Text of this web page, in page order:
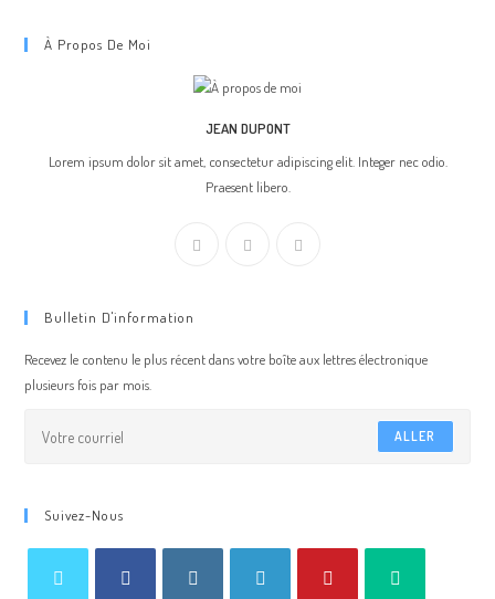
À Propos De Moi
JEAN DUPONT
Lorem ipsum dolor sit amet, consectetur adipiscing elit. Integer nec odio.
Praesent libero.
Bulletin D'information
Recevez le contenu le plus récent dans votre boîte aux lettres électronique
plusieurs fois par mois.
ALLER
Suivez-Nous